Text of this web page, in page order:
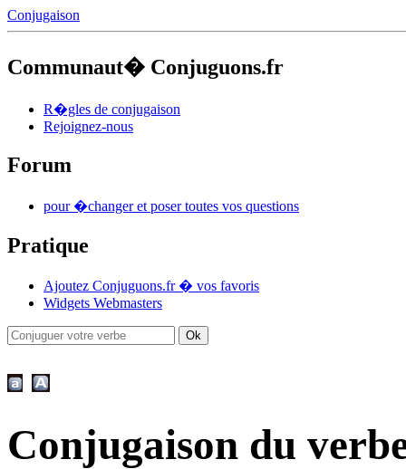
Conjugaison
Communaut� Conjuguons.fr
R�gles de conjugaison
Rejoignez-nous
Forum
pour �changer et poser toutes vos questions
Pratique
Ajoutez Conjuguons.fr � vos favoris
Widgets Webmasters
Conjugaison du